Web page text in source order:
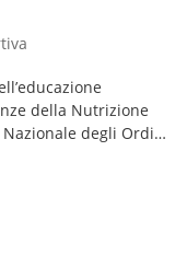
della Nutrizione
degli Ordini